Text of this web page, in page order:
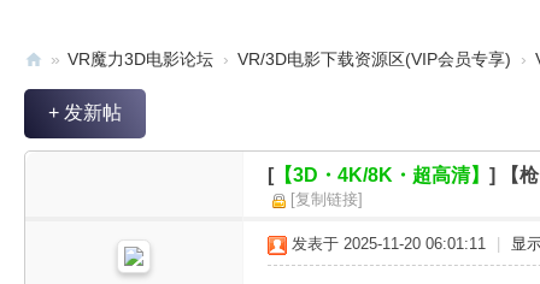
V
» VR魔力3D电影论坛 › VR/3D电影下载资源区(VIP会员专享) ›
+ 发新帖
[【3D・4K/8K・超高清】 ] 【
[复制链接]
发表于 2025-11-20 06:01:11 显